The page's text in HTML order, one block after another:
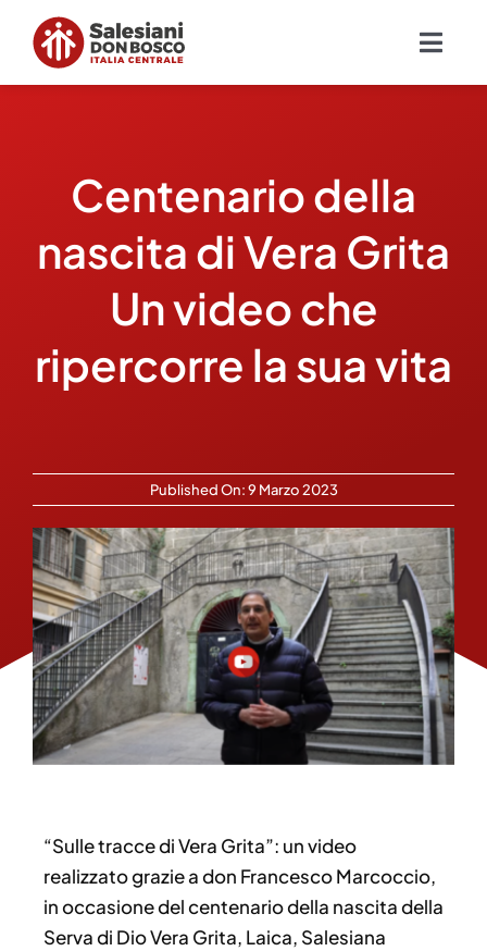
contenuto
Missione
Ambiti
Ambienti educativi e servizi
Blog
Centenario della
nascita di Vera Grita
Un video che
ripercorre la sua vita
Published On: 9 Marzo 2023
“Sulle tracce di Vera Grita”: un video
realizzato grazie a don Francesco Marcoccio,
in occasione del centenario della nascita della
Serva di Dio Vera Grita, Laica, Salesiana